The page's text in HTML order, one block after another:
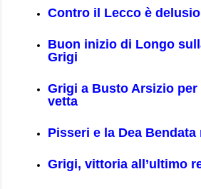
Contro il Lecco è
Buon inizio di Longo
Grigi
Grigi a Busto Arsizio
vetta
Pisseri e la Dea
Grigi, vittoria all’ultimo